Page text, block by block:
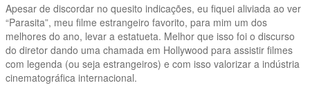
Apesar de discordar no quesito indicações, eu fiquei aliviada ao ver
“Parasita”, meu filme estrangeiro favorito, para mim um dos
melhores do ano, levar a estatueta. Melhor que isso foi o discurso
do diretor dando uma chamada em Hollywood para assistir filmes
com legenda (ou seja estrangeiros) e com isso valorizar a indústria
cinematográfica internacional.